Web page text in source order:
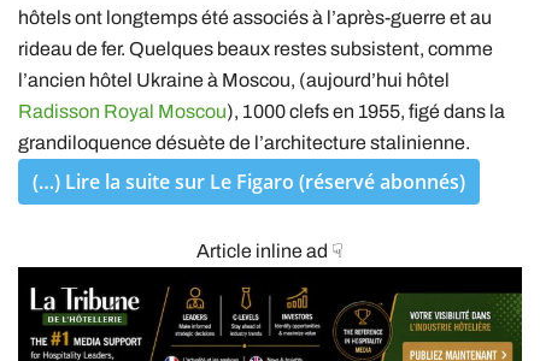
hôtels ont longtemps été associés à l’après-guerre et au
rideau de fer. Quelques beaux restes subsistent, comme
l’ancien hôtel Ukraine à Moscou, (aujourd’hui hôtel
Radisson Royal ­Moscou), 1 000 clefs en 1955, figé dans la
grandiloquence désuète de l’architecture stalinienne.
(…) Lire la suite sur Le Figaro (réservé abonnés)
Article inline ad ☟